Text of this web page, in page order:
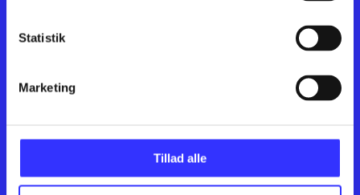
Statistik
Marketing
Tillad alle
Kontakt os
Artikler
Film